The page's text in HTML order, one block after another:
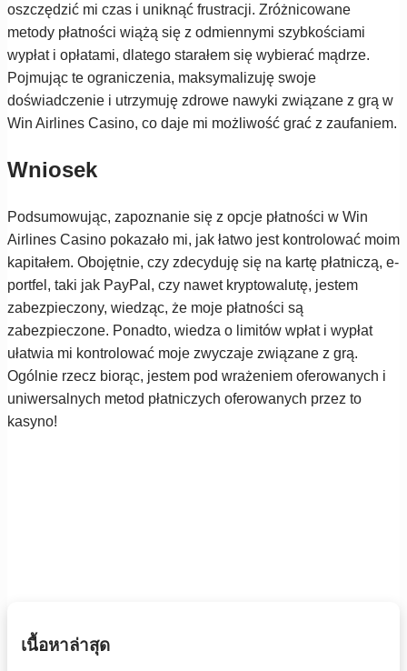
oszczędzić mi czas i uniknąć frustracji. Zróżnicowane
metody płatności wiążą się z odmiennymi szybkościami
wypłat i opłatami, dlatego starałem się wybierać mądrze.
Pojmując te ograniczenia, maksymalizuję swoje
doświadczenie i utrzymuję zdrowe nawyki związane z grą w
Win Airlines Casino, co daje mi możliwość grać z zaufaniem.
Wniosek
Podsumowując, zapoznanie się z opcje płatności w Win
Airlines Casino pokazało mi, jak łatwo jest kontrolować moim
kapitałem. Obojętnie, czy zdecyduję się na kartę płatniczą, e-
portfel, taki jak PayPal, czy nawet kryptowalutę, jestem
zabezpieczony, wiedząc, że moje płatności są
zabezpieczone. Ponadto, wiedza o limitów wpłat i wypłat
ułatwia mi kontrolować moje zwyczaje związane z grą.
Ogólnie rzecz biorąc, jestem pod wrażeniem oferowanych i
uniwersalnych metod płatniczych oferowanych przez to
kasyno!
เนื้อหาล่าสุด